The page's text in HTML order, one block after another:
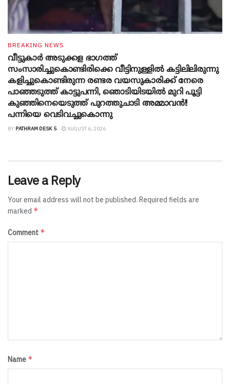
BREAKING NEWS
വീട്ടുകാർ അ‌ടുക്കള ഭാ​ഗത്ത്
സംസാരിച്ചുകൊണ്ടിരിക്കെ വീട്ടിനുള്ളിൽ കട്ടിലിലിരുന്നു
കളിച്ചുകൊണ്ടിരുന്ന രണ്ടര വയസുകാരിക്ക് നേരെ
പാഞ്ഞടുത്ത് കാട്ടുപന്നി, ‍ഞൊടിയി‌ടയിൽ മുറി പൂട്ടി
കുഞ്ഞിനെയെടുത്ത് പുറത്തുചാടി അമ്മാവൻ!!
പന്നിയെ വെടിവച്ചുകൊന്നു
BY PATHRAM DESK 5 AUGUST 6, 2026
Leave a Reply
Your email address will not be published. Required fields are
marked *
Comment *
Name *